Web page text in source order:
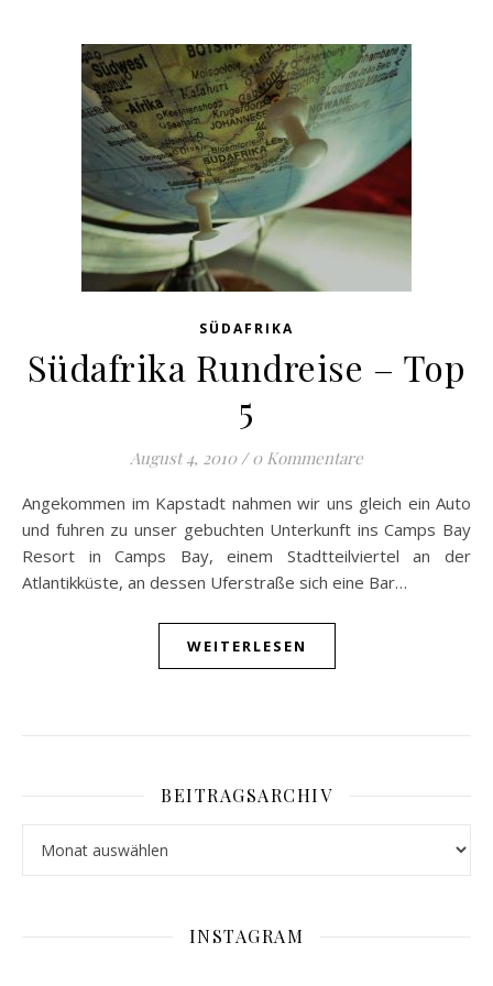
SÜDAFRIKA
Südafrika Rundreise – Top
5
August 4, 2010 / 0 Kommentare
Angekommen im Kapstadt nahmen wir uns gleich ein Auto
und fuhren zu unser gebuchten Unterkunft ins Camps Bay
Resort in Camps Bay, einem Stadtteilviertel an der
Atlantikküste, an dessen Uferstraße sich eine Bar…
WEITERLESEN
BEITRAGSARCHIV
INSTAGRAM